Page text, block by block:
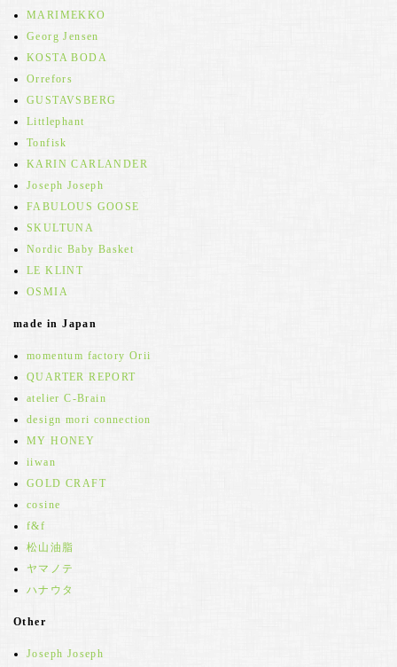
MARIMEKKO
Georg Jensen
KOSTA BODA
Orrefors
GUSTAVSBERG
Littlephant
Tonfisk
KARIN CARLANDER
Joseph Joseph
FABULOUS GOOSE
SKULTUNA
Nordic Baby Basket
LE KLINT
OSMIA
made in Japan
momentum factory Orii
QUARTER REPORT
atelier C-Brain
design mori connection
MY HONEY
iiwan
GOLD CRAFT
cosine
f&f
松山油脂
ヤマノテ
ハナウタ
Other
Joseph Joseph